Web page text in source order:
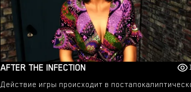
AFTER THE INFECTION
Действие игры происходит в